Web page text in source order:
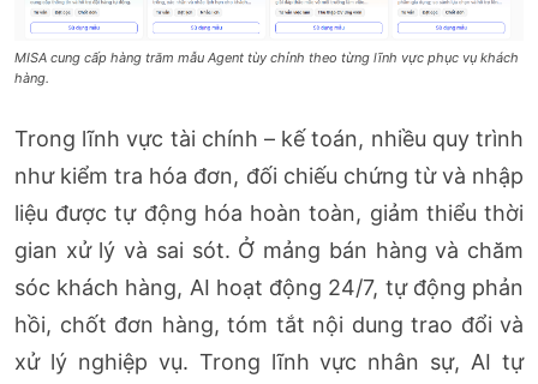
MISA cung cấp hàng trăm mẫu Agent tùy chỉnh theo từng lĩnh vực phục vụ khách
hàng.
Trong lĩnh vực tài chính – kế toán, nhiều quy trình
như kiểm tra hóa đơn, đối chiếu chứng từ và nhập
liệu được tự động hóa hoàn toàn, giảm thiểu thời
gian xử lý và sai sót. Ở mảng bán hàng và chăm
sóc khách hàng, AI hoạt động 24/7, tự động phản
hồi, chốt đơn hàng, tóm tắt nội dung trao đổi và
xử lý nghiệp vụ. Trong lĩnh vực nhân sự, AI tự